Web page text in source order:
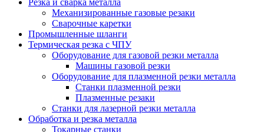
Механизированные газовые резаки
Сварочные каретки
Промышленные шланги
Термическая резка с ЧПУ
Оборудование для газовой резки металла
Машины газовой резки
Оборудование для плазменной резки металла
Станки плазменной резки
Плазменные резаки
Станки для лазерной резки металла
Обработка и резка металла
Токарные станки